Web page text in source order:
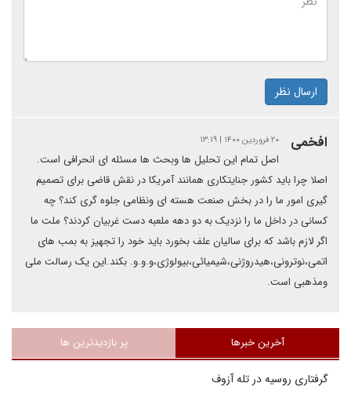
ارسال نظر
افخمی ۲۰ فروردین ۱۴۰۰ | ۱۳:۱۹
اصل تمام این تحلیل ها وبحث ها مسئله ای انحرافی است.
اصلا چرا باید کشور جنایتکاری همانند آمریکا در نقش قاضی برای تصمیم
گیری امور ما را در بخش صنعت هسته ای ونظامی جلوه گری کند؟ چه
کسانی در داخل ما را نزدیک به دو دهه ملعبه دست غربیان کردند؟ ملت ما
اگر لازم باشد که برای سالیان علف بخورد باید خود را تجهیز به بمب های
اتمی،نوترونی،هیدروژنی،شیمیائی،بیولوژی،و.و.و. بکند.این یک رسالت ملی
ومذهبی است.
آخرین خبرها پر بازدیدترین ها
گرفتاری روسیه در تله آزوف